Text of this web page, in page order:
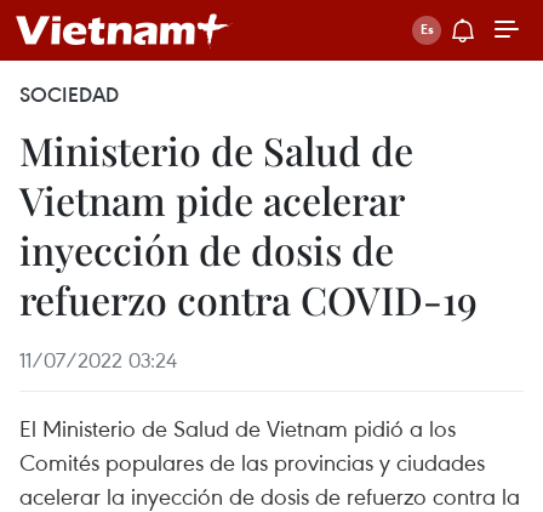
SOCIEDAD
Ministerio de Salud de
Vietnam pide acelerar
inyección de dosis de
refuerzo contra COVID-19
11/07/2022 03:24
El Ministerio de Salud de Vietnam pidió a los
Comités populares de las provincias y ciudades
acelerar la inyección de dosis de refuerzo contra la